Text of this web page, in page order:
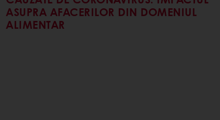
ASUPRA AFACERILOR DIN DOMENIUL
ALIMENTAR